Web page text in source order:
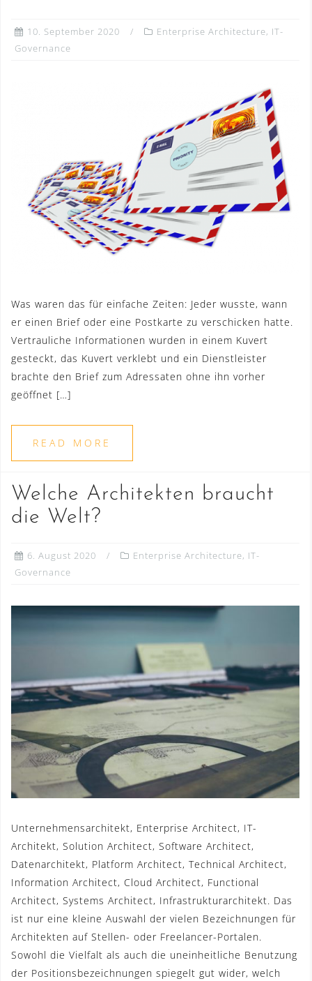
10. September 2020 Enterprise Architecture, IT-
Governance
Was waren das für einfache Zeiten: Jeder wusste, wann
er einen Brief oder eine Postkarte zu verschicken hatte.
Vertrauliche Informationen wurden in einem Kuvert
gesteckt, das Kuvert verklebt und ein Dienstleister
brachte den Brief zum Adressaten ohne ihn vorher
geöffnet […]
READ MORE
Welche Architekten braucht
die Welt?
6. August 2020 Enterprise Architecture, IT-
Governance
Unternehmensarchitekt, Enterprise Architect, IT-
Architekt, Solution Architect, Software Architect,
Datenarchitekt, Platform Architect, Technical Architect,
Information Architect, Cloud Architect, Functional
Architect, Systems Architect, Infrastrukturarchitekt. Das
ist nur eine kleine Auswahl der vielen Bezeichnungen für
Architekten auf Stellen- oder Freelancer-Portalen.
Sowohl die Vielfalt als auch die uneinheitliche Benutzung
der Positionsbezeichnungen spiegelt gut wider, welch